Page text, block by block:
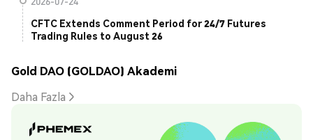
CFTC Extends Comment Period for 24/7 Futures
Trading Rules to August 26
Gold DAO (GOLDAO) Akademi
Daha Fazla